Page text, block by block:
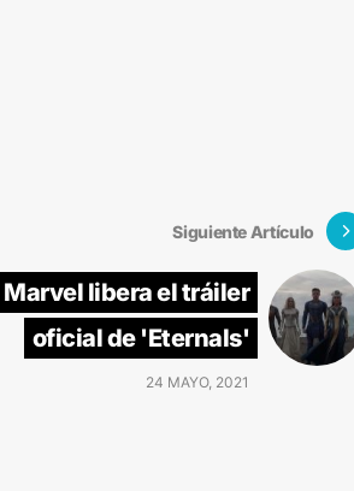
Siguiente Artículo
Marvel libera el tráiler
oficial de 'Eternals'
24 MAYO, 2021